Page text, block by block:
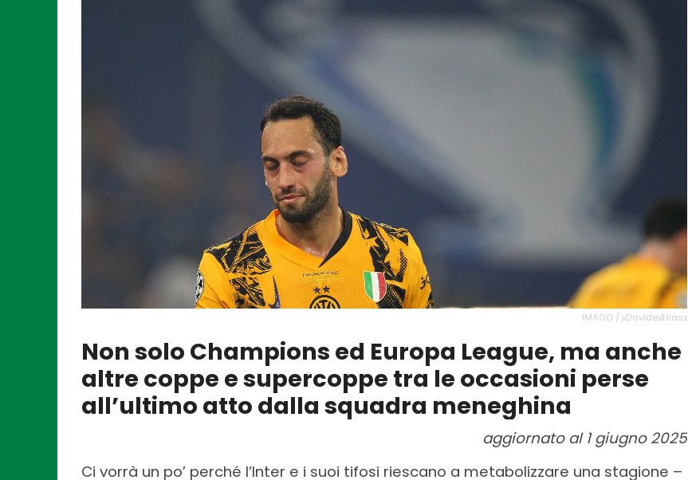
IMAGO / xDavidexEliasx
Non solo Champions ed Europa League, ma anche
altre coppe e supercoppe tra le occasioni perse
all’ultimo atto dalla squadra meneghina
aggiornato al 1 giugno 2025
Ci vorrà un po’ perché l’Inter e i suoi tifosi riescano a metabolizzare una stagione –